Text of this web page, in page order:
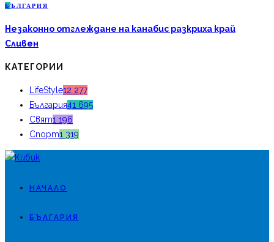
Б ЪЛГАРИЯ
Незаконно отглеждане на канабис разкриха край
Сливен
КАТЕГОРИИ
LifeStyle12 277
България41 695
Свят1 196
Спорт1 319
НАЧАЛО
БЪЛГАРИЯ